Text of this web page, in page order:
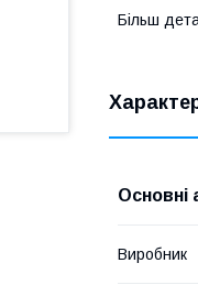
Більш
Основні
Виробник